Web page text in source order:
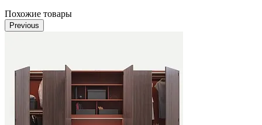
Похожие товары
Previous